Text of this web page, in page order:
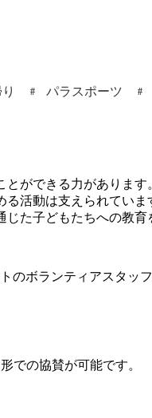
パラスポーツ
ができる力があります
活動は支えられていま
た子どもたちへの教育
のボランティアスタッ
での協賛が可能です。